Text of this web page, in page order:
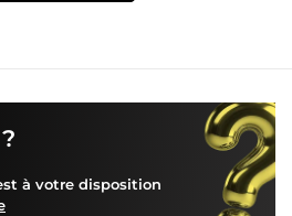
à votre disposition